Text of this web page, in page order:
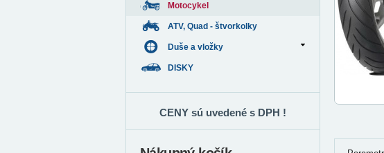
Motocykel
ATV, Quad - štvorkolky
Duše a vložky
DISKY
CENY sú uvedené s DPH !